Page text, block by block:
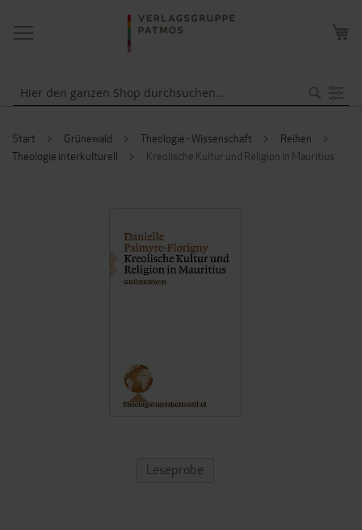
NAVIGATION
UMSCHALTEN
Start Grünewald Theologie - Wissenschaft
Reihen
Theologie interkulturell
Kreolische Kultur und Religion in Mauritius
SPRINGEN
ZUM
ANFANG
Leseprobe